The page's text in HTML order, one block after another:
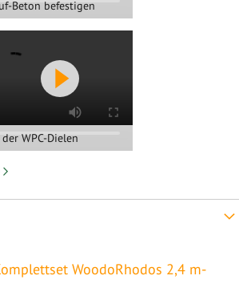
WoodoRhodos 2,4 m-
Beton befestigen
WPC-Dielen